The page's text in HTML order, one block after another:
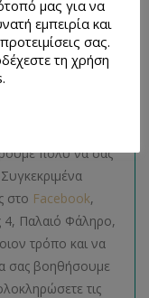
πολύ να σας
στο Facebook,
4, Παλαιό Φάληρο,
τρόπο και να
σας βοηθήσουμε
τις
μας για να
εμπειρία και
σας.
τη χρήση